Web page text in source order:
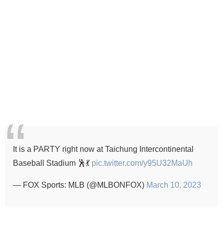
It is a PARTY right now at Taichung Intercontinental
Baseball Stadium 🕺💃 pic.twitter.com/y95U32MaUh
— FOX Sports: MLB (@MLBONFOX) March 10, 2023